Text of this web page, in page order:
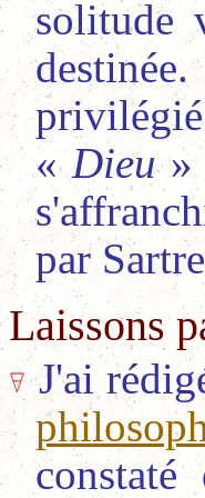
solitude
«Dieu»
par
Laissons
J'ai